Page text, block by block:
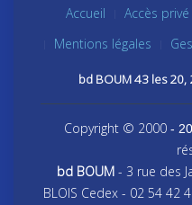
Accueil Accès privé
Mentions légales
bd BOUM 43 les
Copyright © 2000-
bd BOUM- 3 rue des
BLOIS Cedex - 02 54 42